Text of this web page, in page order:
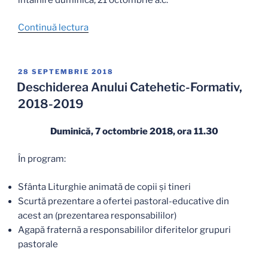
Continuă lectura„Orarul
activitățile
propuse
și
Formativ
2018-
2019,
semestrul
PUBLICAT
PE
28 SEPTEMBRIE 2018
Deschiderea Anului Catehetic-Formativ,
2018-2019
Duminică, 7 octombrie 2018, ora 11.30
În program:
Sfânta Liturghie animată de copii și tineri
Scurtă prezentare a ofertei pastoral-educative din
acest an (prezentarea responsabililor)
Agapă fraternă a responsabililor diferitelor grupuri
pastorale